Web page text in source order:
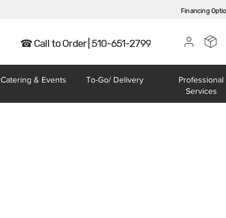
Financing
☎ Call to Order | 510-651-2799
Catering & Events To-Go/Delivery
Professional
Services